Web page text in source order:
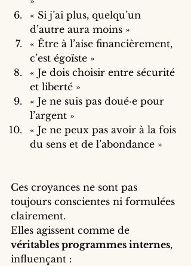
« Si j’ai plus, quelqu’un
d’autre aura moins »
« Être à l’aise financièrement,
c’est égoïste »
« Je dois choisir entre sécurité
et liberté »
« Je ne suis pas doué·e pour
l’argent »
« Je ne peux pas avoir à la fois
du sens et de l’abondance »
Ces croyances ne sont pas
toujours conscientes ni formulées
clairement.
Elles agissent comme de
véritables programmes internes,
influençant :